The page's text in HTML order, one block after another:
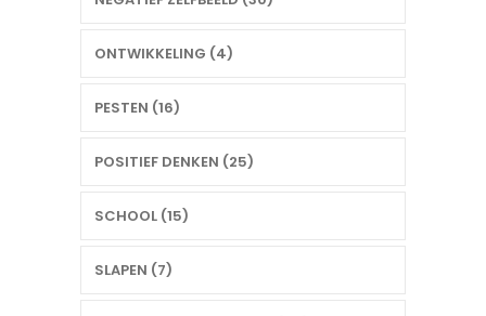
ONTWIKKELING (4)
PESTEN (16)
POSITIEF DENKEN (25)
SCHOOL (15)
SLAPEN (7)